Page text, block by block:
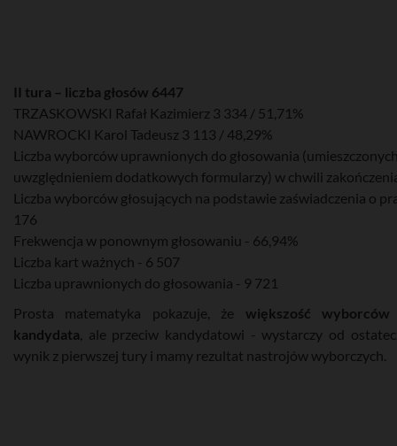
II tura – liczba głosów 6447
TRZASKOWSKI Rafał Kazimierz 3 334 / 51,71%
NAWROCKI Karol Tadeusz 3 113 / 48,29%
Liczba wyborców uprawnionych do głosowania
uwzględnieniem dodatkowych formularzy) w chwili
Liczba wyborców głosujących na podstawie zaświadczenia o
176
Frekwencja w ponownym głosowaniu - 66,94%
Liczba kart ważnych - 6 507
Liczba uprawnionych do głosowania - 9 721
Prosta matematyka pokazuje, że większość wyborców
kandydata , ale przeciw kandydatowi - wystarczy od
wynik z pierwszej tury i mamy rezultat nastrojów wyborczych.